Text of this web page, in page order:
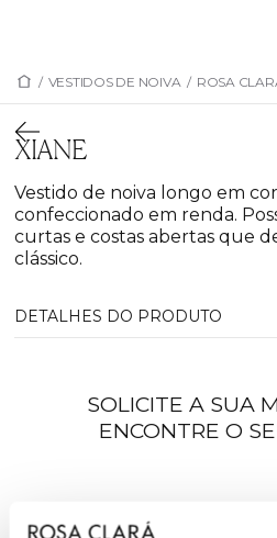
/ VESTIDOS DE NOIVA / ROSA
XIANE
Vestido de noiva longo em
confeccionado em renda.
curtas e costas abertas que
clássico.
DETALHES DO PRODUTO
SOLICITE A SUA
ENCONTRE O